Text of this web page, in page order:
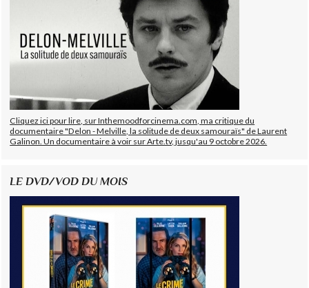
Cliquez ici pour lire, sur Inthemoodforcinema.com, ma critique du
documentaire "Delon - Melville, la solitude de deux samouraïs" de Laurent
Galinon. Un documentaire à voir sur Arte.tv, jusqu'au 9 octobre 2026.
LE DVD/VOD DU MOIS